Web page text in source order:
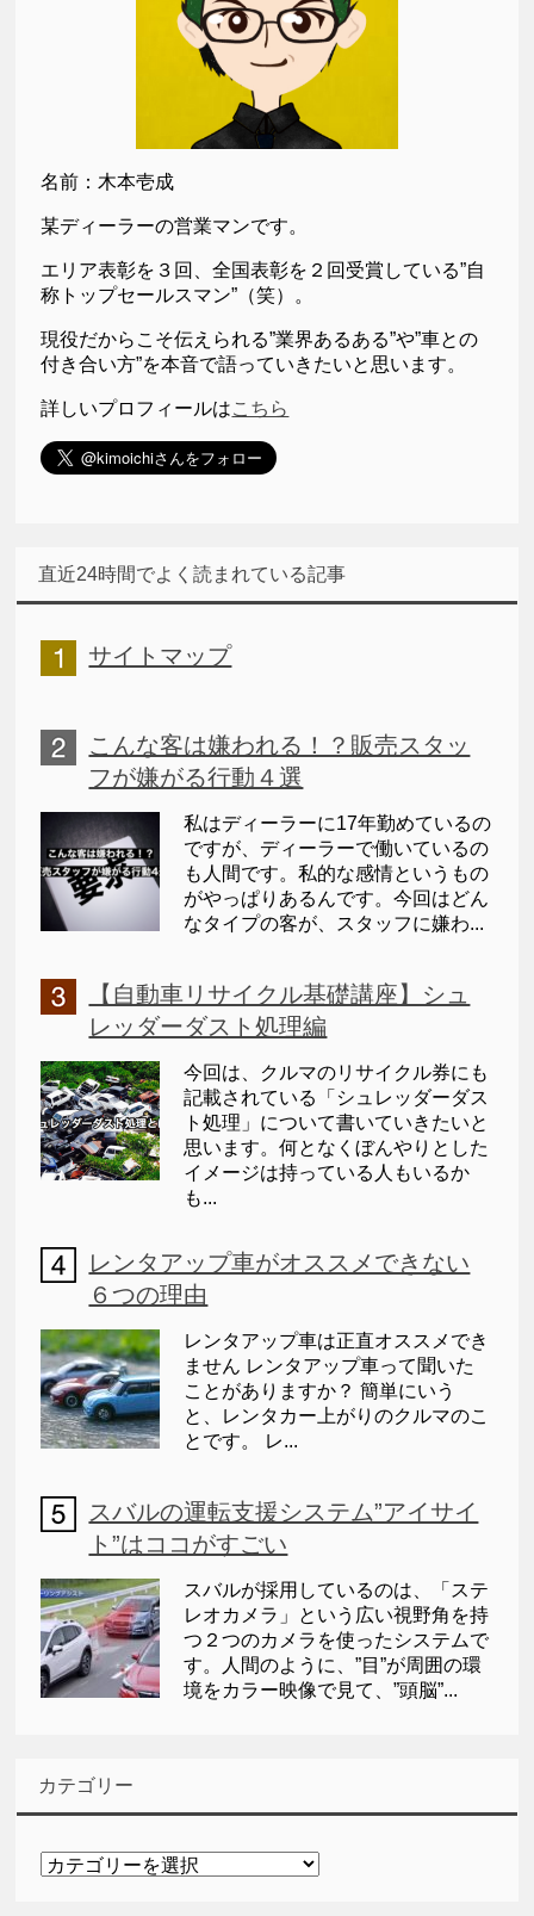
名前：木本壱成
某ディーラーの営業マンです。
エリア表彰を３回、全国表彰を２回受賞している”自
称トップセールスマン”（笑）。
現役だからこそ伝えられる”業界あるある”や”車との
付き合い方”を本音で語っていきたいと思います。
詳しいプロフィールはこちら
直近24時間でよく読まれている記事
サイトマップ
こんな客は嫌われる！？販売スタッ
フが嫌がる行動４選
私はディーラーに17年勤めているの
ですが、ディーラーで働いているの
も人間です。私的な感情というもの
がやっぱりあるんです。今回はどん
なタイプの客が、スタッフに嫌わ...
【自動車リサイクル基礎講座】シュ
レッダーダスト処理編
今回は、クルマのリサイクル券にも
記載されている「シュレッダーダス
ト処理」について書いていきたいと
思います。何となくぼんやりとした
イメージは持っている人もいるか
も...
レンタアップ車がオススメできない
６つの理由
レンタアップ車は正直オススメでき
ません レンタアップ車って聞いた
ことがありますか？ 簡単にいう
と、レンタカー上がりのクルマのこ
とです。 レ...
スバルの運転支援システム”アイサイ
ト”はココがすごい
スバルが採用しているのは、「ステ
レオカメラ」という広い視野角を持
つ２つのカメラを使ったシステムで
す。人間のように、”目”が周囲の環
境をカラー映像で見て、”頭脳”...
カテゴリー
カ